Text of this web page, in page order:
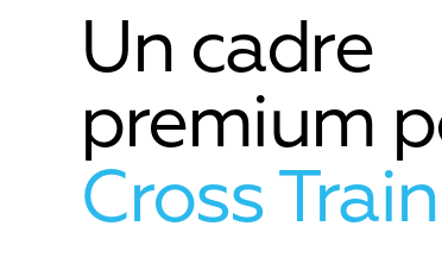
Un cadre
premium
Cross